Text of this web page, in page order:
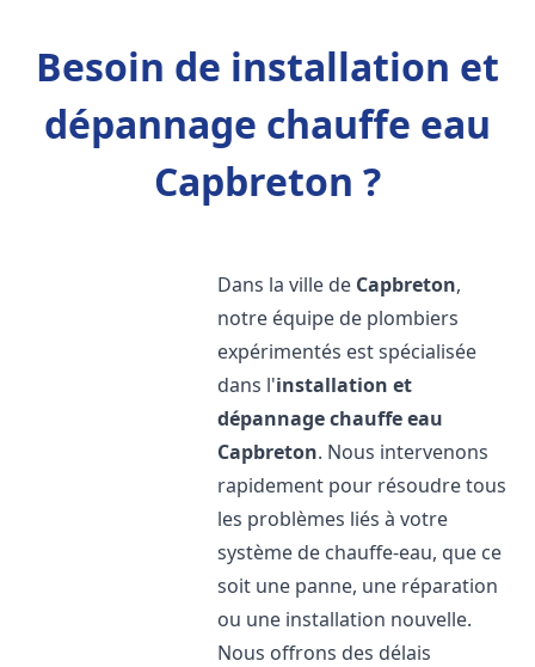
Besoin de installation et
dépannage chauffe eau
Capbreton ?
Dans la ville de Capbreton,
notre équipe de plombiers
expérimentés est spécialisée
dans l'installation et
dépannage chauffe eau
Capbreton. Nous intervenons
rapidement pour résoudre tous
les problèmes liés à votre
système de chauffe-eau, que ce
soit une panne, une réparation
ou une installation nouvelle.
Nous offrons des délais